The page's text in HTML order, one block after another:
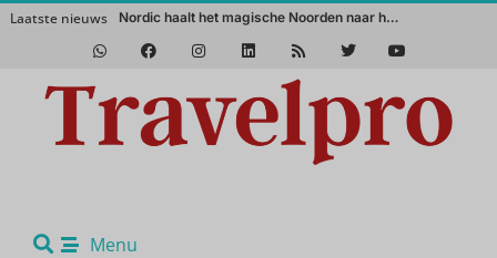
Laatste nieuws Nordic haalt het magische Noorden naar het Vakantie F
Het Zuidwesten van Amerika in de winter? Een absolute aanrader!
Menu